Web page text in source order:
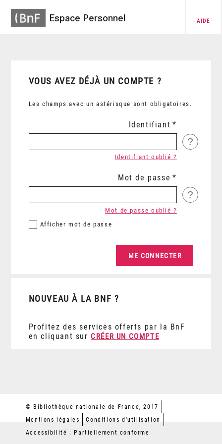
Espace Personnel AIDE
VOUS AVEZ DÉJÀ UN COMPTE ?
Les champs avec un astérisque sont obligatoires.
Identifiant
?
Identifiant oublié ?
Mot de passe
?
Afficher mot de passe
Mot de passe oublié ?
NOUVEAU À LA BNF ?
Profitez des services offerts par la BnF
en cliquant sur CRÉER UN COMPTE
© Bibliothèque nationale de France, 2017
Mentions légales
Conditions d'utilisation
Accessibilité : Partiellement conforme